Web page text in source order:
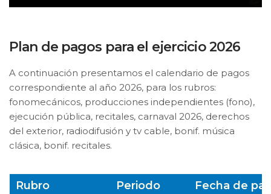
Plan de pagos para el ejercicio 2026
A continuación presentamos el calendario de pagos
correspondiente al año 2026, para los rubros:
fonomecánicos, producciones independientes (fono),
ejecución pública, recitales, carnaval 2026, derechos
del exterior, radiodifusión y tv cable, bonif. música
clásica, bonif. recitales.
Rubro Periodo Fecha de